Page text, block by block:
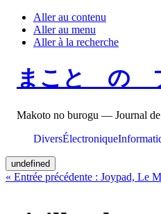
Aller au contenu
Aller au menu
Aller à la recherche
まこと の
Makoto no burogu — Journal
DiversÉlectronique
undefined
« Entrée précédente : Joypad, Le